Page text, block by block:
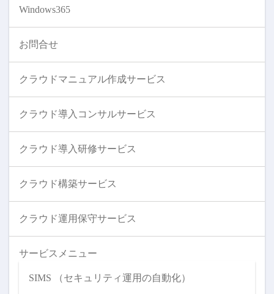
Windows365
お問合せ
クラウドマニュアル作成サービス
クラウド導入コンサルサービス
クラウド導入研修サービス
クラウド構築サービス
クラウド運用保守サービス
サービスメニュー
SIMS （セキュリティ運用の自動化）